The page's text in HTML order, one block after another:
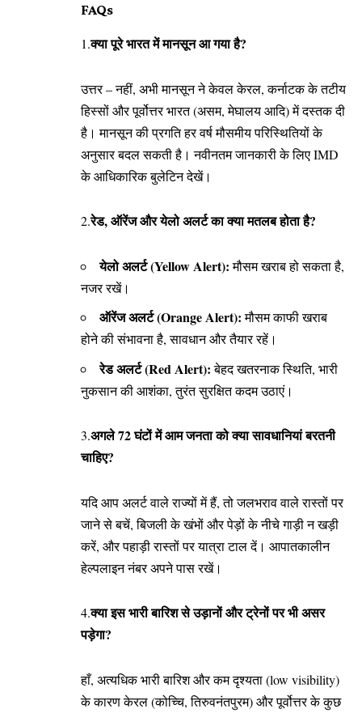
​FAQs
​1.क्या पूरे भारत में मानसून आ गया है?
उत्तर – नहीं, अभी मानसून ने केवल केरल, कर्नाटक के तटीय
हिस्सों और पूर्वोत्तर भारत (असम, मेघालय आदि) में दस्तक दी
है। मानसून की प्रगति हर वर्ष मौसमीय परिस्थितियों के
अनुसार बदल सकती है। नवीनतम जानकारी के लिए IMD
के आधिकारिक बुलेटिन देखें।
2.​रेड, ऑरेंज और येलो अलर्ट का क्या मतलब होता है?
येलो अलर्ट (Yellow Alert):मौसम खराब हो सकता है,
नजर रखें।
ऑरेंज अलर्ट (Orange Alert):मौसम काफी खराब
होने की संभावना है, सावधान और तैयार रहें।
रेड अलर्ट (Red Alert):बेहद खतरनाक स्थिति, भारी
नुकसान की आशंका, तुरंत सुरक्षित कदम उठाएं।
​3.अगले 72 घंटों में आम जनता को क्या सावधानियां बरतनी
चाहिए?
यदि आप अलर्ट वाले राज्यों में हैं, तो जलभराव वाले रास्तों पर
जाने से बचें, बिजली के खंभों और पेड़ों के नीचे गाड़ी न खड़ी
करें, और पहाड़ी रास्तों पर यात्रा टाल दें। आपातकालीन
हेल्पलाइन नंबर अपने पास रखें।
​4.क्या इस भारी बारिश से उड़ानों और ट्रेनों पर भी असर
पड़ेगा?
हाँ, अत्यधिक भारी बारिश और कम दृश्यता (low visibility)
के कारण केरल (कोच्चि, तिरुवनंतपुरम) और पूर्वोत्तर के कुछ